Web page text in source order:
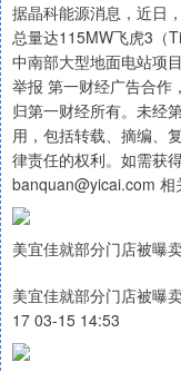
据晶科能源消息，近日
总量达115MW飞虎3（
中南部大型地面电站项目
举报 第一财经广告合作
归第一财经所有。未经
用，包括转载、摘编、
律责任的权利。如需获
banquan@yicai.com 相
美宜佳就部分门店被曝
美宜佳就部分门店被曝
17 03-15 14:53